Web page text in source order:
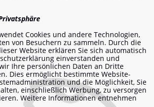
info@am-builder.com
Helfen Sie dem Projekt
Kostenschätzung einloggen
Arbeit bestellen
Cookies und andere Technologien,
von Besuchern zu sammeln. Durch die
Website erklären Sie sich automatisch
einverstanden und
Ihre persönlichen Daten an Dritte
Dies ermöglicht bestimmte Website-
und die Möglichkeit, Sie
einschließlich Werbung, zu versorgen
Weitere Informationen entnehmen